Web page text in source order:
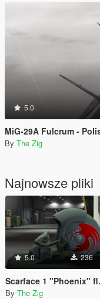
5.0
MiG-29A Fulcrum -
By The Zig
Najnowsze pliki
5.0 236
Scarface 1 "Phoenix" flight helmet - Ace Combat
By The Zig